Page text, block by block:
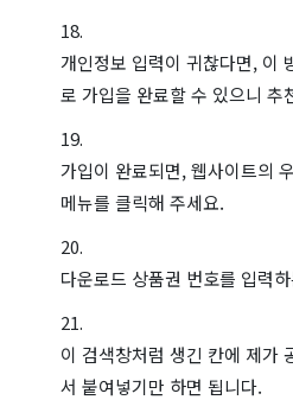
개인정보 입력이 귀찮다면, 이
로 가입을 완료할 수 있으니 추
가입이 완료되면, 웹사이트의
메뉴를 클릭해 주세요.
다운로드 상품권 번호를 입력
이 검색창처럼 생긴 칸에 제가
서 붙여넣기만 하면 됩니다.